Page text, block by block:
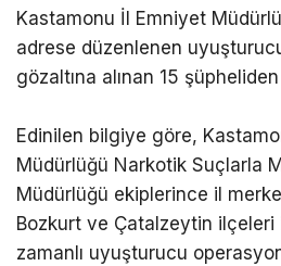
Kastamonu İl Emniyet
adrese düzenlenen
Edinilen bilgiye göre,
Müdürlüğü Narkotik Suçlarla
Müdürlüğü ekiplerince il
Bozkurt ve Çatalzeytin ilçeleri